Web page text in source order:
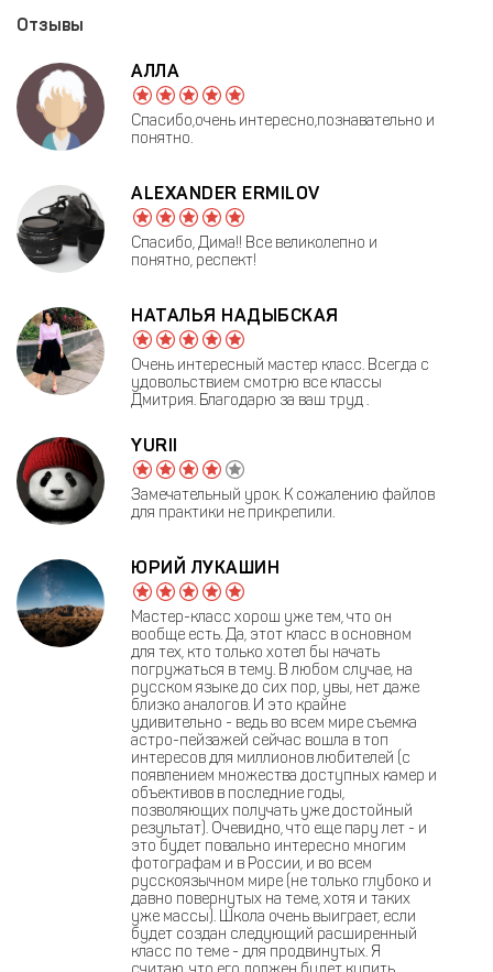
Отзывы
АЛЛА
Спасибо,очень интересно,познавательно и
понятно.
ALEXANDER ERMILOV
Спасибо, Дима!! Все великолепно и
понятно, респект!
НАТАЛЬЯ НАДЫБСКАЯ
Очень интересный мастер класс. Всегда с
удовольствием смотрю все классы
Дмитрия. Благодарю за ваш труд .
YURII
Замечательный урок. К сожалению файлов
для практики не прикрепили.
ЮРИЙ ЛУКАШИН
Мастер-класс хорош уже тем, что он
вообще есть. Да, этот класс в основном
для тех, кто только хотел бы начать
погружаться в тему. В любом случае, на
русском языке до сих пор, увы, нет даже
близко аналогов. И это крайне
удивительно - ведь во всем мире съемка
астро-пейзажей сейчас вошла в топ
интересов для миллионов любителей (с
появлением множества доступных камер и
объективов в последние годы,
позволяющих получать уже достойный
результат). Очевидно, что еще пару лет - и
это будет повально интересно многим
фотографам и в России, и во всем
русскоязычном мире (не только глубоко и
давно повернутых на теме, хотя и таких
уже массы). Школа очень выиграет, если
будет создан следующий расширенный
класс по теме - для продвинутых. Я